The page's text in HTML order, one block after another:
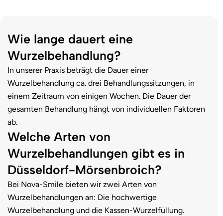
Wie lange dauert eine
Wurzelbehandlung?
In unserer Praxis beträgt die Dauer einer
Wurzelbehandlung ca. drei Behandlungssitzungen, in
einem Zeitraum von einigen Wochen. Die Dauer der
gesamten Behandlung hängt von individuellen Faktoren
ab.
Welche Arten von
Wurzelbehandlungen gibt es in
Düsseldorf-Mörsenbroich?
Bei Nova-Smile bieten wir zwei Arten von
Wurzelbehandlungen an: Die hochwertige
Wurzelbehandlung und die Kassen-Wurzelfüllung.